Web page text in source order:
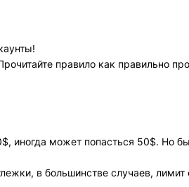
правило как правильно
иногда может попасться 50$. Но
в большинстве случаев, лимит